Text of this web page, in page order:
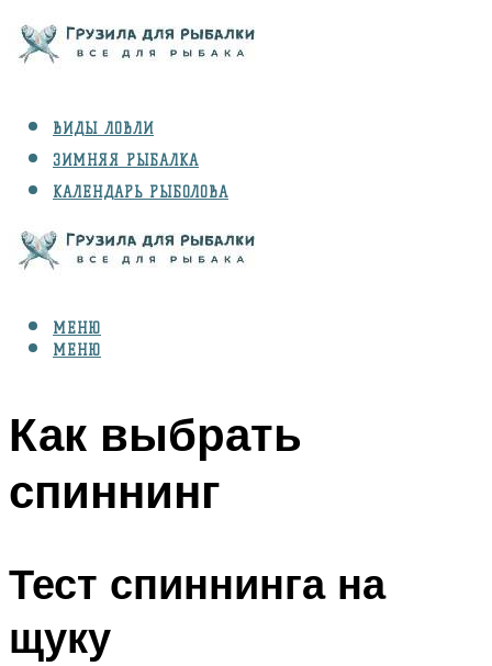
ВИДЫ ЛОВЛИ
ЗИМНЯЯ РЫБАЛКА
КАЛЕНДАРЬ РЫБОЛОВА
СНАРЯЖЕНИЕ
МЕНЮ
МЕНЮ
Как выбрать
спиннинг
Тест спиннинга на
щуку